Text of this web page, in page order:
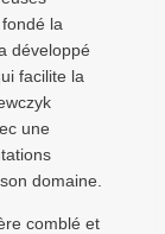
la
développé
facilite la
une
domaine.
comblé et